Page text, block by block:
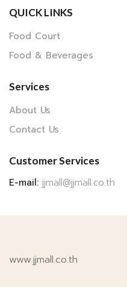
QUICK LINKS
Food Court
Food & Beverages
Services
About Us
Contact Us
Customer Services
E-mail: jjmall@jjmall.co.th
www.jjmall.co.th